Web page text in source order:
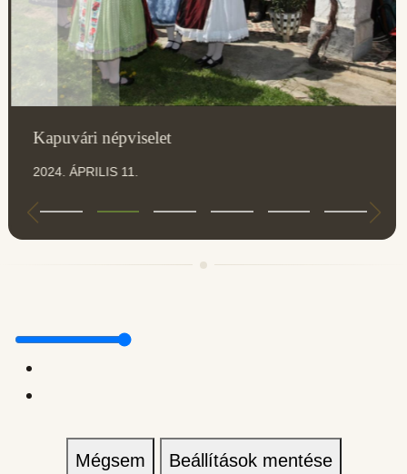
Kapuvári népviselet
2024. ÁPRILIS 11.
Mégsem Beállítások mentése